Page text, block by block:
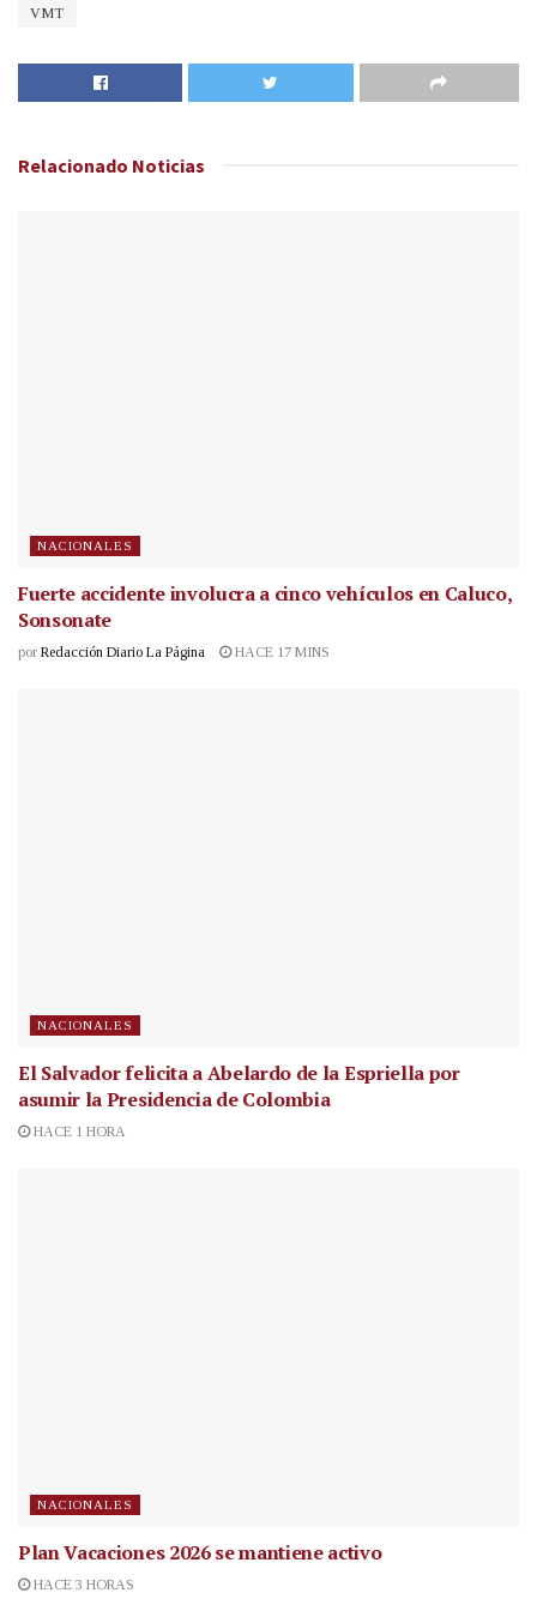
VMT
Relacionado Noticias
NACIONALES
Fuerte accidente involucra a cinco vehículos en Caluco,
Sonsonate
por Redacción Diario La Página HACE 17 MINS
NACIONALES
El Salvador felicita a Abelardo de la Espriella por
asumir la Presidencia de Colombia
HACE 1 HORA
NACIONALES
Plan Vacaciones 2026 se mantiene activo
HACE 3 HORAS